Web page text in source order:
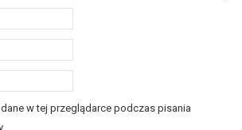
w tej przeglądarce podczas pisania